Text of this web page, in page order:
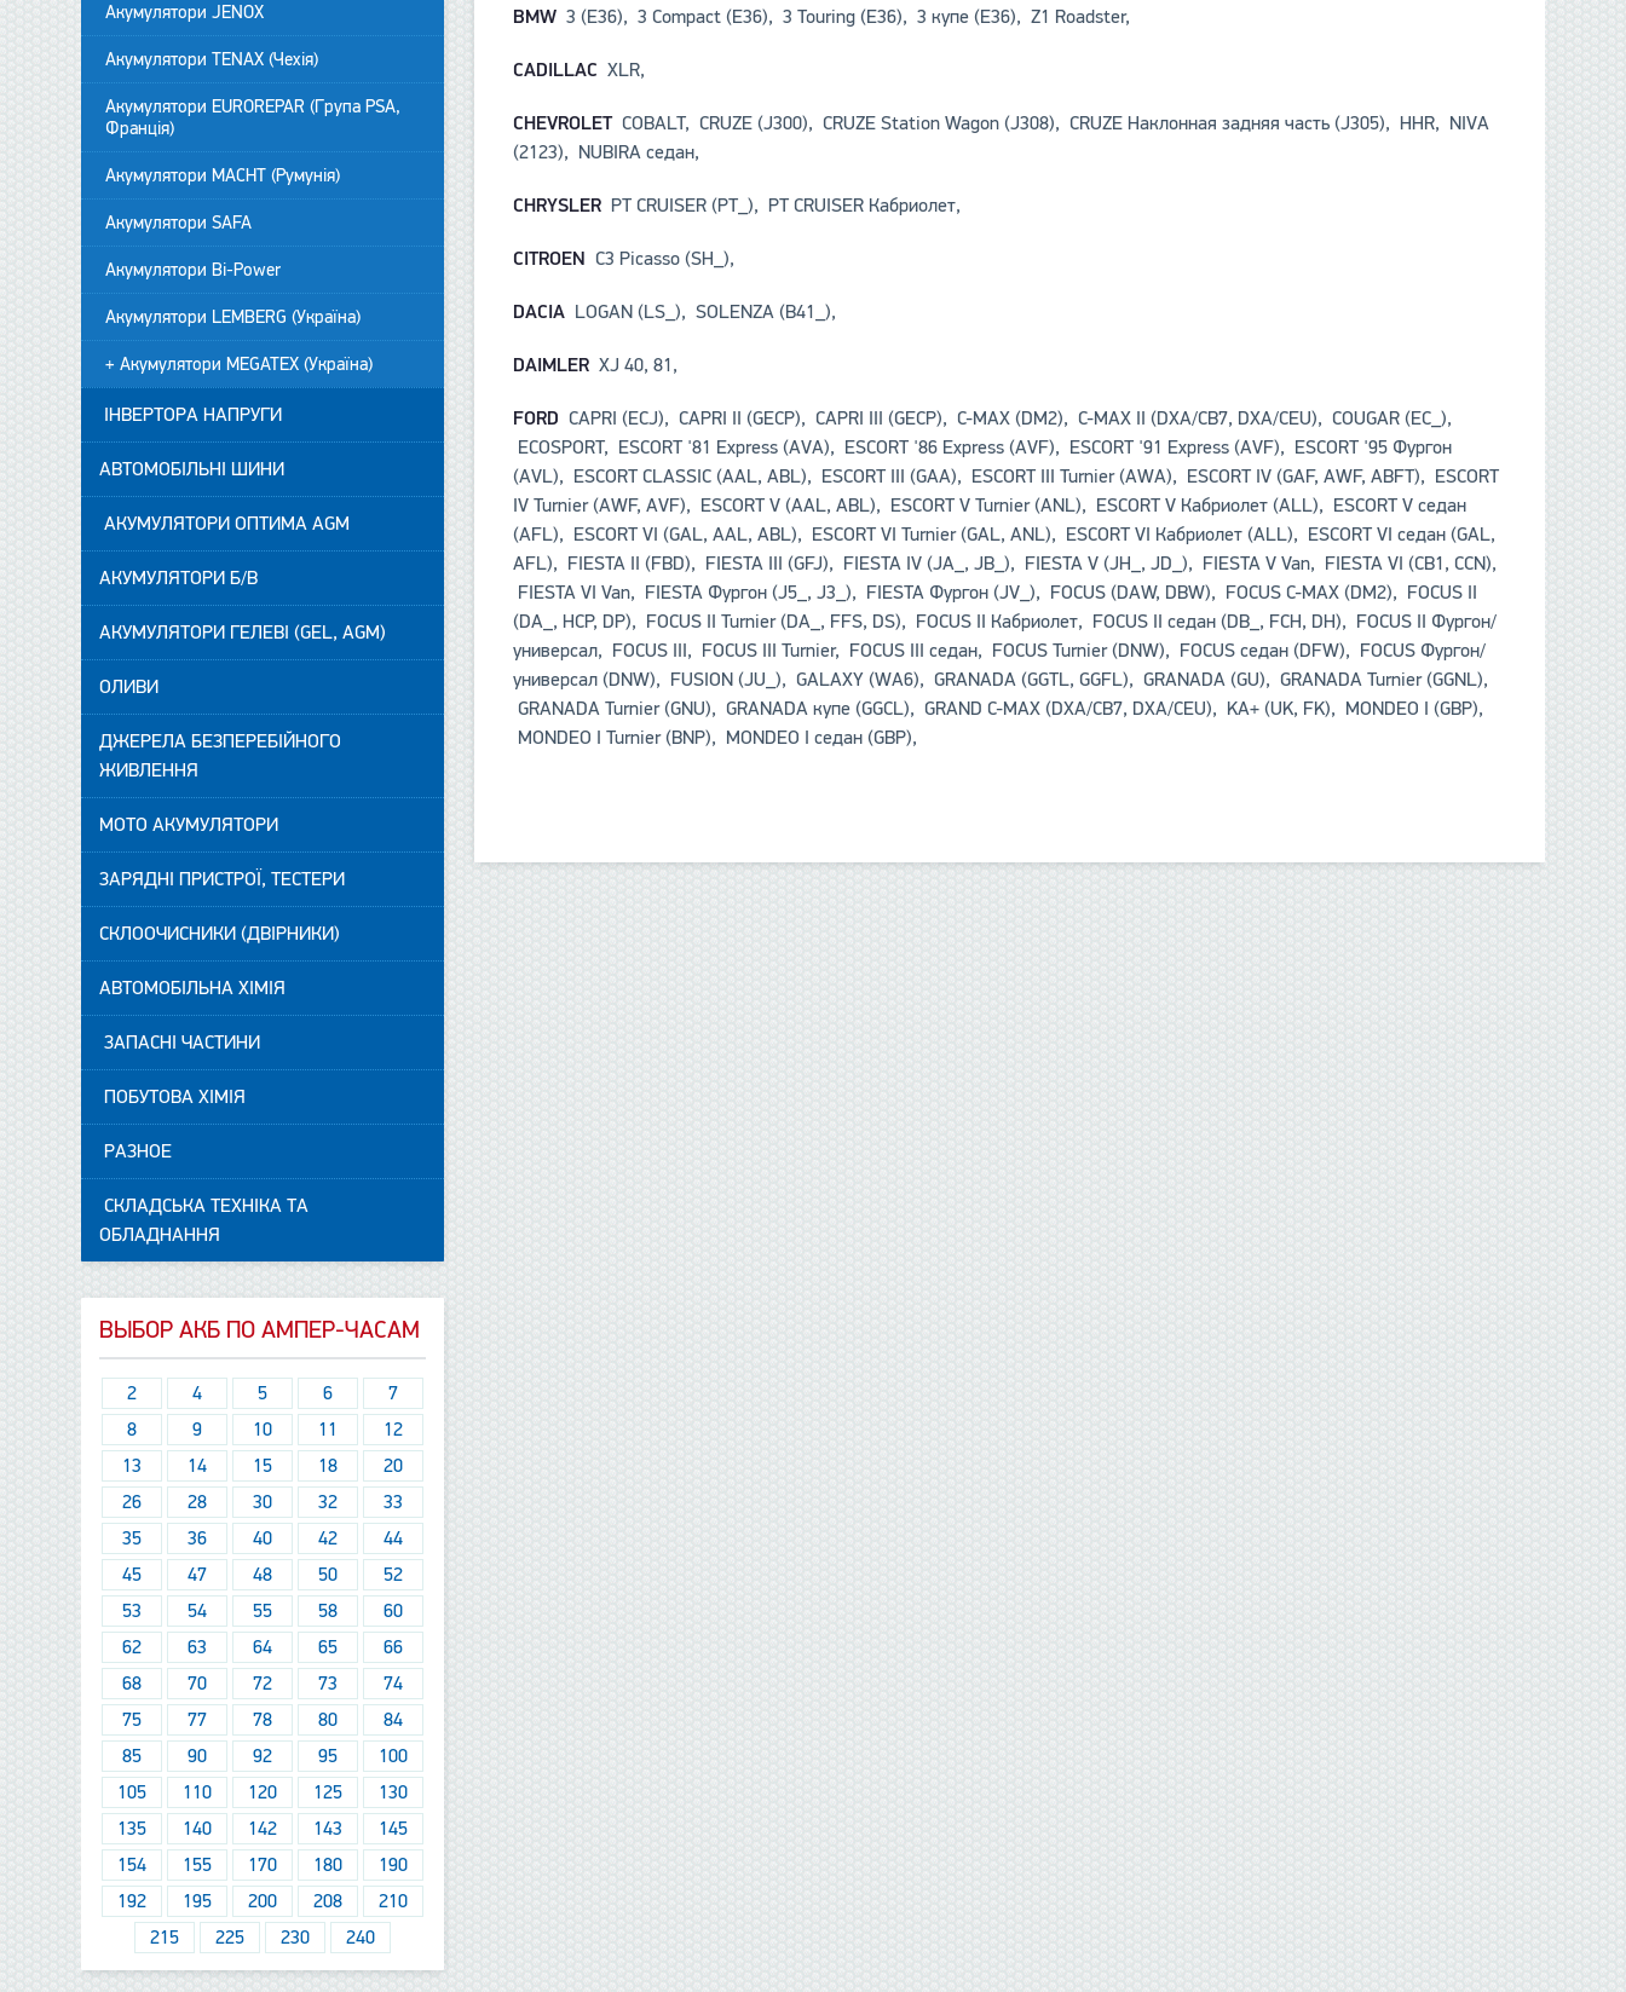
BMW 3 (E36), 3 Compact (E36), 3 Touring (E36), 3 купе (E36), Z1 Roadster,
CADILLAC XLR,
CHEVROLETCOBALT, CRUZE (J300), CRUZE Station Wagon (J308), CRUZE Наклонная задняя часть (J305), HHR, NIVA
(2123), NUBIRA седан,
CHRYSLER PT CRUISER (PT_), PT CRUISER Кабриолет,
CITROEN C3 Picasso (SH_),
DACIA LOGAN (LS_), SOLENZA (B41_),
DAIMLER XJ 40, 81,
FORD CAPRI (ECJ), CAPRI II (GECP), CAPRI III (GECP), C-MAX (DM2), C-MAX II (DXA/CB7, DXA/CEU), COUGAR (EC_),
ECOSPORT, ESCORT '81 Express (AVA), ESCORT '86 Express (AVF), ESCORT '91 Express (AVF), ESCORT '95 Фургон
(AVL), ESCORT CLASSIC (AAL, ABL), ESCORT III (GAA), ESCORT III Turnier (AWA), ESCORT IV (GAF, AWF, ABFT), ESCORT
IV Turnier (AWF, AVF), ESCORT V (AAL, ABL), ESCORT V Turnier (ANL), ESCORT V Кабриолет (ALL), ESCORT V седан
(AFL), ESCORT VI (GAL, AAL, ABL), ESCORT VI Turnier (GAL, ANL), ESCORT VI Кабриолет (ALL), ESCORT VI седан (GAL,
AFL), FIESTA II (FBD), FIESTA III (GFJ), FIESTA IV (JA_, JB_), FIESTA V (JH_, JD_), FIESTA V Van, FIESTA VI (CB1, CCN),
FIESTA VI Van, FIESTA Фургон (J5_, J3_), FIESTA Фургон (JV_), FOCUS (DAW, DBW), FOCUS C-MAX (DM2), FOCUS II
(DA_, HCP, DP), FOCUS II Turnier (DA_, FFS, DS), FOCUS II Кабриолет, FOCUS II седан (DB_, FCH, DH), FOCUS II Фургон/
универсал, FOCUS III, FOCUS III Turnier, FOCUS III седан, FOCUS Turnier (DNW), FOCUS седан (DFW), FOCUS Фургон/
универсал (DNW), FUSION (JU_), GALAXY (WA6), GRANADA (GGTL, GGFL), GRANADA (GU), GRANADA Turnier (GGNL),
GRANADA Turnier (GNU), GRANADA купе (GGCL), GRAND C-MAX (DXA/CB7, DXA/CEU), KA+ (UK, FK), MONDEO I (GBP),
MONDEO I Turnier (BNP), MONDEO I седан (GBP),
Акумулятори JENOX
Акумулятори TENAX (Чехія)
Акумулятори EUROREPAR (Група PSA,
Франція)
Акумулятори MACHT (Румунія)
Акумулятори SAFA
Акумулятори Bi-Power
Акумулятори LEMBERG (Україна)
+ Акумулятори MEGATEX (Україна)
ІНВЕРТОРА НАПРУГИ
АВТОМОБІЛЬНІ ШИНИ
АКУМУЛЯТОРИ ОПТИМА AGM
АКУМУЛЯТОРИ Б/В
АКУМУЛЯТОРИ ГЕЛЕВІ (GEL, AGM)
ОЛИВИ
ДЖЕРЕЛА БЕЗПЕРЕБІЙНОГО
ЖИВЛЕННЯ
МОТО АКУМУЛЯТОРИ
ЗАРЯДНІ ПРИСТРОЇ, ТЕСТЕРИ
СКЛООЧИСНИКИ (ДВІРНИКИ)
АВТОМОБІЛЬНА ХІМІЯ
ЗАПАСНІ ЧАСТИНИ
ПОБУТОВА ХІМІЯ
РАЗНОЕ
СКЛАДСЬКА ТЕХНІКА ТА
ОБЛАДНАННЯ
ВЫБОР АКБ ПО АМПЕР-ЧАСАМ
2 4 5 6
7
8
9 10 11
12
13
14 15 18
20
26
28 30 32
33
35
36 40 42
44
45
47 48 50
52
53
54 55 58
60
62
63 64 65
66
68
70 72 73
74
75
77 78 80
84
85
90 92 95
100
105
110 120 125
130
135
140 142 143
145
154
155 170 180
190
192
195 200 208
210
215
225 230 240